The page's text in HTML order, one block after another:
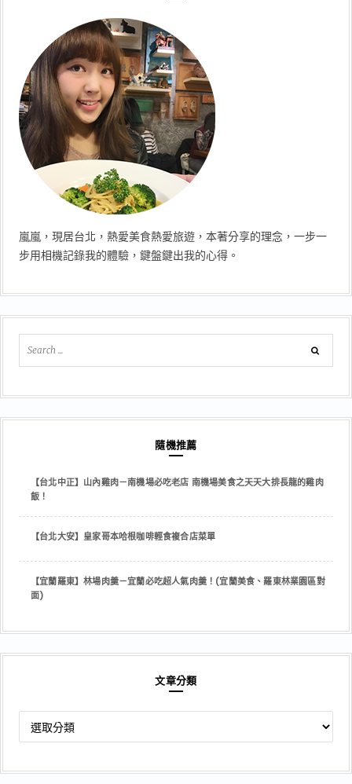
嵐嵐，現居台北，熱愛美食熱愛旅遊，本著分享的理念，一步一
步用相機記錄我的體驗，鍵盤鍵出我的心得。
隨機推薦
【台北中正】山內雞肉－南機場必吃老店 南機場美食之天天大排長龍的雞肉
飯！
【台北大安】皇家哥本哈根咖啡輕食複合店菜單
【宜蘭羅東】林場肉羹－宜蘭必吃超人氣肉羹！(宜蘭美食、羅東林業園區對
面)
文章分類
章
類